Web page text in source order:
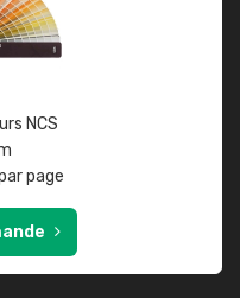
NCS
page